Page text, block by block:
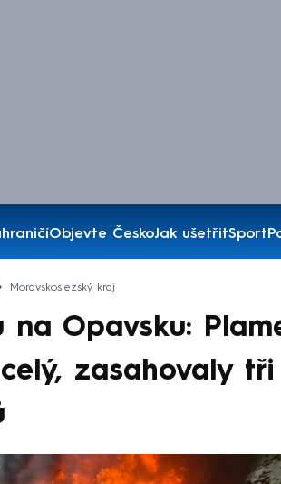
Objevte ČeskoJak ušetřitSport
Moravskoslezský kraj
na Opavsku:
zasahovaly tři